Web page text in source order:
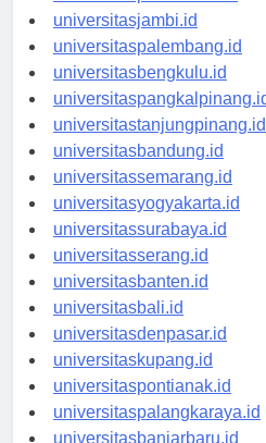
universitaspekanbaru.id
universitasjambi.id
universitaspalembang.id
universitasbengkulu.id
universitaspangkalpinang.id
universitastanjungpinang.id
universitasbandung.id
universitassemarang.id
universitasyogyakarta.id
universitassurabaya.id
universitasserang.id
universitasbanten.id
universitasbali.id
universitasdenpasar.id
universitaskupang.id
universitaspontianak.id
universitaspalangkaraya.id